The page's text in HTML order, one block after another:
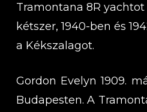
Tramontana 8R
kétszer, 1940-ben és
a Kékszalagot.
Gordon Evelyn 1909.
Budapesten. A